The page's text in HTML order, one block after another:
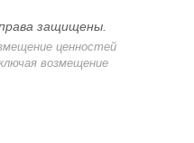
защищены.
ценностей
возмещение